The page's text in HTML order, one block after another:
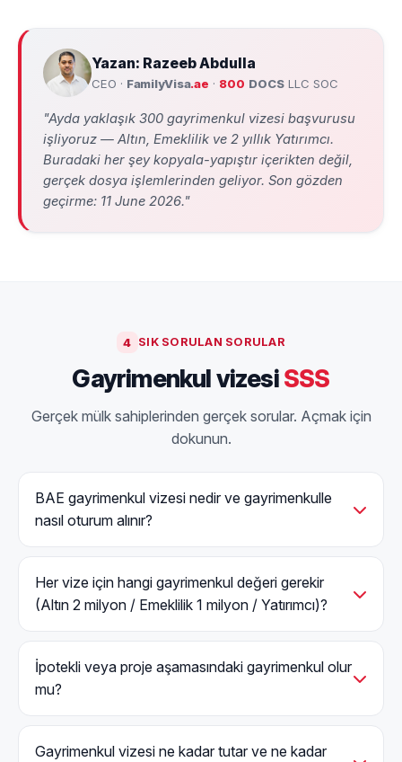
Yazan: Razeeb Abdulla
CEO · FamilyVisa.ae · 800 DOCSLLC SOC
"Ayda yaklaşık 300 gayrimenkul vizesi başvurusu
işliyoruz — Altın, Emeklilik ve 2 yıllık Yatırımcı.
Buradaki her şey kopyala-yapıştır içerikten değil,
gerçek dosya işlemlerinden geliyor. Son gözden
geçirme: 11 June 2026."
4 SIK SORULAN SORULAR
Gayrimenkul vizesiSSS
Gerçek mülk sahiplerinden gerçek sorular. Açmak için
dokunun.
BAE gayrimenkul vizesi nedir ve gayrimenkulle
nasıl oturum alınır?
Her vize için hangi gayrimenkul değeri gerekir
(Altın 2 milyon / Emeklilik 1 milyon / Yatırımcı)?
İpotekli veya proje aşamasındaki gayrimenkul olur
mu?
Gayrimenkul vizesi ne kadar tutar ve ne kadar